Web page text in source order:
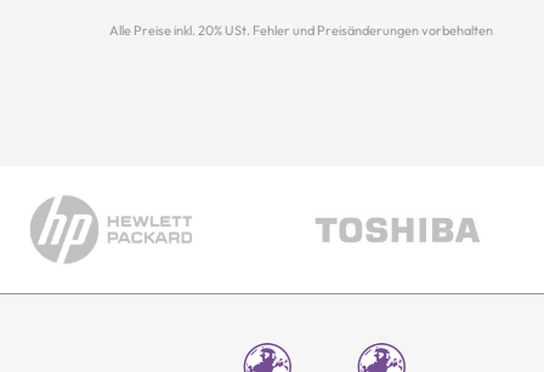
Alle Preise inkl. 20% USt. Fehler und Preisänderungen vorbehalten